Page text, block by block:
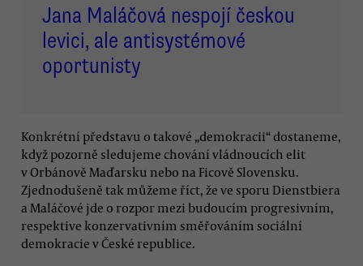
Jana Maláčová nespojí českou
levici, ale antisystémové
oportunisty
Konkrétní představu o takové „demokracii“ dostaneme,
když pozorně sledujeme chování vládnoucích elit
v Orbánově Maďarsku nebo na Ficově Slovensku.
Zjednodušeně tak můžeme říct, že ve sporu Dienstbiera
a Maláčové jde o rozpor mezi budoucím progresivním,
respektive konzervativním směřováním sociální
demokracie v České republice.